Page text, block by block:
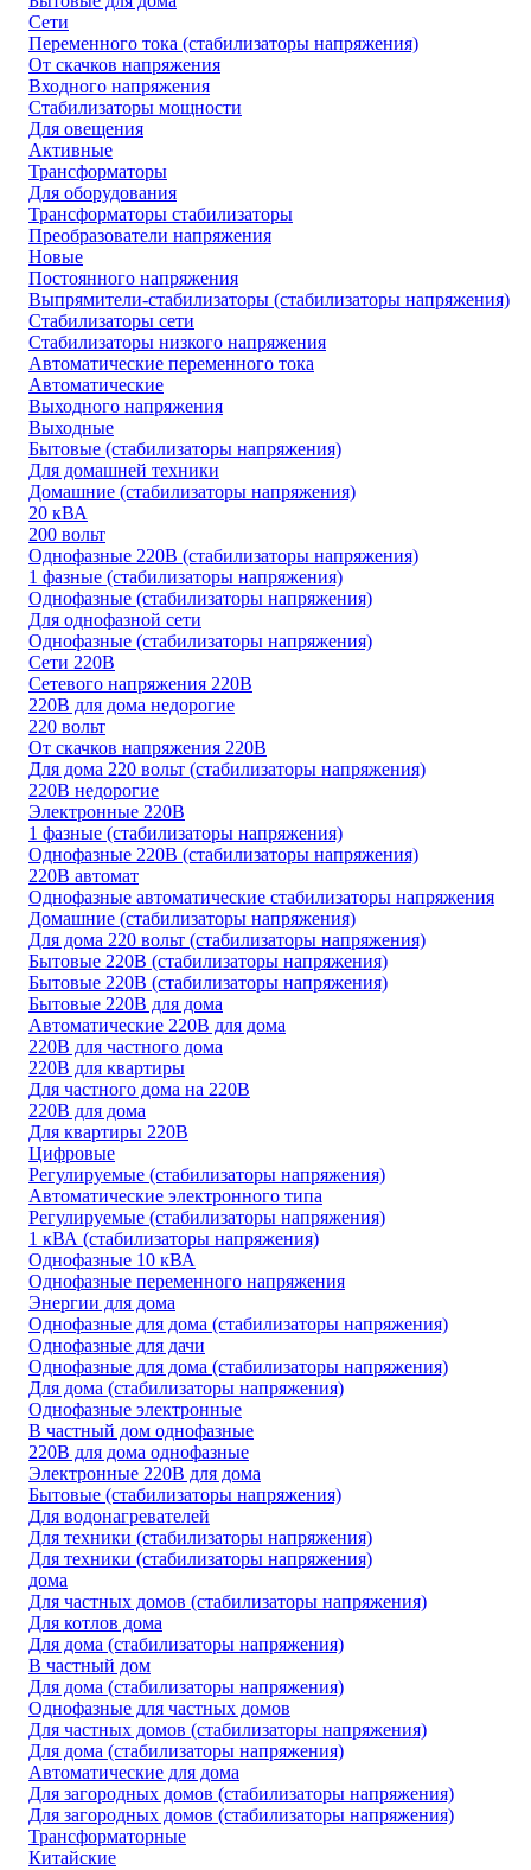
Сети
Переменного тока (стабилизаторы напряжения)
От скачков напряжения
Входного напряжения
Стабилизаторы мощности
Для овещения
Активные
Трансформаторы
Для оборудования
Трансформаторы стабилизаторы
Преобразователи напряжения
Новые
Постоянного напряжения
Выпрямители-стабилизаторы (стабилизаторы напряжения)
Стабилизаторы сети
Стабилизаторы низкого напряжения
Автоматические переменного тока
Автоматические
Выходного напряжения
Выходные
Бытовые (стабилизаторы напряжения)
Для домашней техники
Домашние (стабилизаторы напряжения)
20 кВА
200 вольт
Однофазные 220В (стабилизаторы напряжения)
1 фазные (стабилизаторы напряжения)
Однофазные (стабилизаторы напряжения)
Для однофазной сети
Однофазные (стабилизаторы напряжения)
Сети 220В
Сетевого напряжения 220В
220В для дома недорогие
220 вольт
От скачков напряжения 220В
Для дома 220 вольт (стабилизаторы напряжения)
220В недорогие
Электронные 220В
1 фазные (стабилизаторы напряжения)
Однофазные 220В (стабилизаторы напряжения)
220В автомат
Однофазные автоматические стабилизаторы напряжения
Домашние (стабилизаторы напряжения)
Для дома 220 вольт (стабилизаторы напряжения)
Бытовые 220В (стабилизаторы напряжения)
Бытовые 220В (стабилизаторы напряжения)
Бытовые 220В для дома
Автоматические 220В для дома
220В для частного дома
220В для квартиры
Для частного дома на 220В
220В для дома
Для квартиры 220В
Цифровые
Регулируемые (стабилизаторы напряжения)
Автоматические электронного типа
Регулируемые (стабилизаторы напряжения)
1 кВА (стабилизаторы напряжения)
Однофазные 10 кВА
Однофазные переменного напряжения
Энергии для дома
Однофазные для дома (стабилизаторы напряжения)
Однофазные для дачи
Однофазные для дома (стабилизаторы напряжения)
Для дома (стабилизаторы напряжения)
Однофазные электронные
В частный дом однофазные
220В для дома однофазные
Электронные 220В для дома
Бытовые (стабилизаторы напряжения)
Для водонагревателей
Для техники (стабилизаторы напряжения)
Для техники (стабилизаторы напряжения)
дома
Для частных домов (стабилизаторы напряжения)
Для котлов дома
Для дома (стабилизаторы напряжения)
В частный дом
Для дома (стабилизаторы напряжения)
Однофазные для частных домов
Для частных домов (стабилизаторы напряжения)
Для дома (стабилизаторы напряжения)
Автоматические для дома
Для загородных домов (стабилизаторы напряжения)
Для загородных домов (стабилизаторы напряжения)
Трансформаторные
Китайские